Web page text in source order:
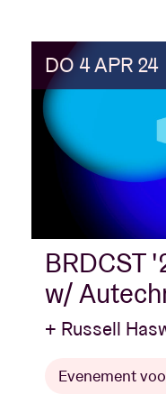
DO 4 APR 24
BRDCST
w/
+ Russell
Evenement